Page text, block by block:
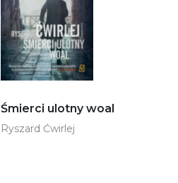
Śmierci ulotny woal
Ryszard Ćwirlej